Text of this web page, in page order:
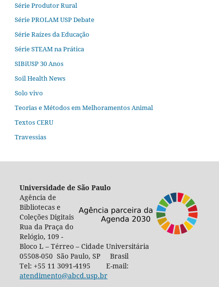
Série Produtor Rural
Série PROLAM USP Debate
Série Raízes da Educação
Série STEAM na Prática
SIBiUSP 30 Anos
Soil Health News
Solo vivo
Teorias e Métodos em Melhoramentos Animal
Textos CERU
Travessias
Universidade de São Paulo
Agência de
Bibliotecas e
Coleções Digitais
Rua da Praça do
Relógio, 109 -
Bloco L – Térreo – Cidade Universitária
05508-050 São Paulo, SP Brasil
Tel: +55 11 3091-4195 E-mail:
atendimento@abcd.usp.br